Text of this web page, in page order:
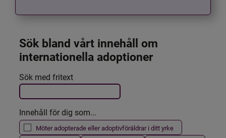
Sök bland vårt innehåll om
internationella adoptioner
Filtrera resultatet
Det här formuläret postas automatiskt
Sök med fritext
Innehåll för dig som...
Möter adopterade eller adoptivföräldrar i ditt yrke